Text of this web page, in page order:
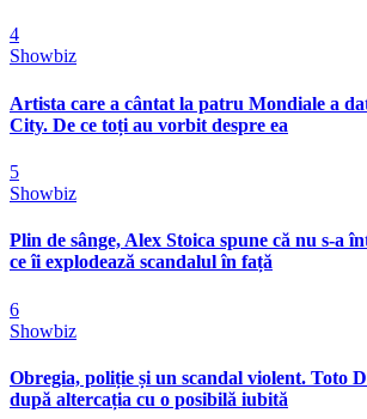
4
Showbiz
Artista care a cântat la patru Mondiale a
City. De ce toți au vorbit despre ea
5
Showbiz
Plin de sânge, Alex Stoica spune că nu s-a
ce îi explodează scandalul în față
6
Showbiz
Obregia, poliție și un scandal violent. Toto
după altercația cu o posibilă iubită